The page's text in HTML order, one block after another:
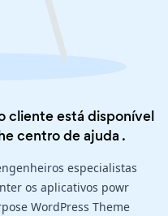
cliente está disponível
centro de ajuda .
especialistas
os aplicativos powr
WordPress Theme